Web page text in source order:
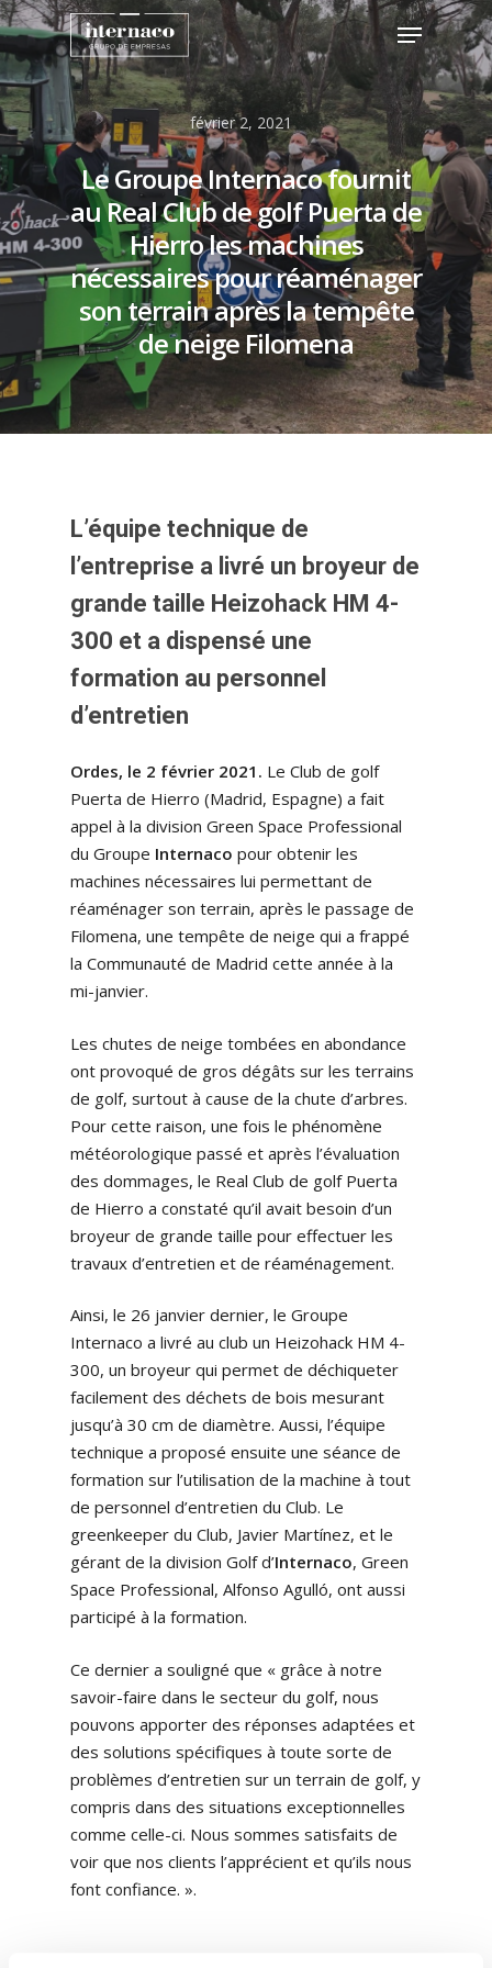
Hit enter to search or ESC to close
Le Groupe Internaco fournit
au Real Club de golf Puerta de
Hierro les machines
nécessaires pour réaménager
son terrain après la tempête
de neige Filomena
février 2, 2021
L’équipe technique de
l’entreprise a livré un broyeur de
grande taille Heizohack HM 4-
300 et a dispensé une
formation au personnel
d’entretien
Ordes, le 2 février 2021. Le Club de golf
Puerta de Hierro (Madrid, Espagne) a fait
appel à la division Green Space Professional
du Groupe Internaco pour obtenir les
machines nécessaires lui permettant de
réaménager son terrain, après le passage de
Filomena, une tempête de neige qui a frappé
la Communauté de Madrid cette année à la
mi-janvier.
Les chutes de neige tombées en abondance
ont provoqué de gros dégâts sur les terrains
de golf, surtout à cause de la chute d’arbres.
Pour cette raison, une fois le phénomène
météorologique passé et après l’évaluation
des dommages, le Real Club de golf Puerta
de Hierro a constaté qu’il avait besoin d’un
broyeur de grande taille pour effectuer les
travaux d’entretien et de réaménagement.
Ainsi, le 26 janvier dernier, le Groupe
Internaco a livré au club un Heizohack HM 4-
300, un broyeur qui permet de déchiqueter
facilement des déchets de bois mesurant
jusqu’à 30 cm de diamètre. Aussi, l’équipe
technique a proposé ensuite une séance de
formation sur l’utilisation de la machine à tout
de personnel d’entretien du Club. Le
greenkeeper du Club, Javier Martínez, et le
gérant de la division Golf d’Internaco, Green
Space Professional, Alfonso Agulló, ont aussi
participé à la formation.
Ce dernier a souligné que « grâce à notre
savoir-faire dans le secteur du golf, nous
pouvons apporter des réponses adaptées et
des solutions spécifiques à toute sorte de
problèmes d’entretien sur un terrain de golf, y
compris dans des situations exceptionnelles
comme celle-ci. Nous sommes satisfaits de
voir que nos clients l’apprécient et qu’ils nous
font confiance. ».